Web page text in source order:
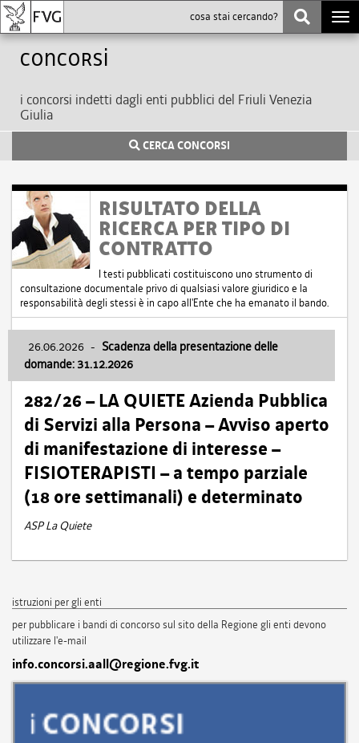
Concorsi
i concorsi indetti dagli enti pubblici del Friuli Venezia
Giulia
CERCA CONCORSI
RISULTATO DELLA
RICERCA PER TIPO DI
CONTRATTO
I testi pubblicati costituiscono uno strumento di
consultazione documentale privo di qualsiasi valore giuridico e la
responsabilità degli stessi è in capo all'Ente che ha emanato il bando.
26.06.2026 - Scadenza della presentazione delle
domande: 31.12.2026
282/26 – LA QUIETE Azienda Pubblica
di Servizi alla Persona – Avviso aperto
di manifestazione di interesse –
FISIOTERAPISTI – a tempo parziale
(18 ore settimanali) e determinato
ASP La Quiete
istruzioni per gli enti
per pubblicare i bandi di concorso sul sito della Regione gli enti devono
utilizzare l'e-mail
info.concorsi.aall@regione.fvg.it